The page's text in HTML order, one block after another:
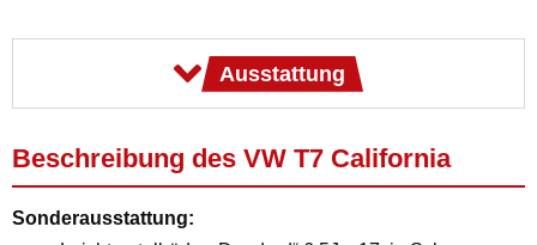
Ausstattung
Beschreibung des VW T7 California
Sonderausstattung: